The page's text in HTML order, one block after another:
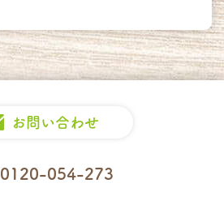
お問い合わせ
0120-054-273